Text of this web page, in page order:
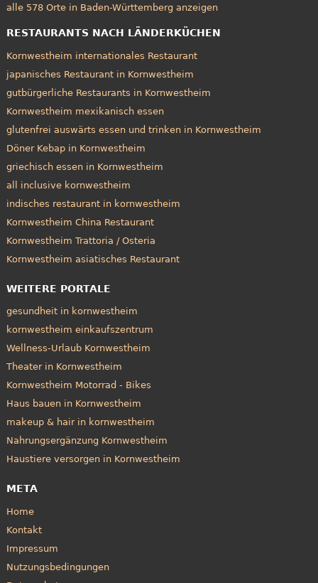
alle 578 Orte in Baden-Württemberg anzeigen
RESTAURANTS NACH LÄNDERKÜCHEN
Kornwestheim internationales Restaurant
japanisches Restaurant in Kornwestheim
gutbürgerliche Restaurants in Kornwestheim
Kornwestheim mexikanisch essen
glutenfrei auswärts essen und trinken in Kornwestheim
Döner Kebap in Kornwestheim
griechisch essen in Kornwestheim
all inclusive kornwestheim
indisches restaurant in kornwestheim
Kornwestheim China Restaurant
Kornwestheim Trattoria / Osteria
Kornwestheim asiatisches Restaurant
WEITERE PORTALE
gesundheit in kornwestheim
kornwestheim einkaufszentrum
Wellness-Urlaub Kornwestheim
Theater in Kornwestheim
Kornwestheim Motorrad - Bikes
Haus bauen in Kornwestheim
makeup & hair in kornwestheim
Nahrungsergänzung Kornwestheim
Haustiere versorgen in Kornwestheim
META
Home
Kontakt
Impressum
Nutzungsbedingungen